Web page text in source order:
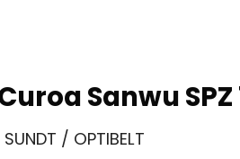
Sanwu SPZ
/ OPTIBELT